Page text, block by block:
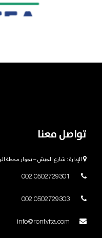
تواصل معنا
الإدارة : شارع الجيش – بجوار محطة